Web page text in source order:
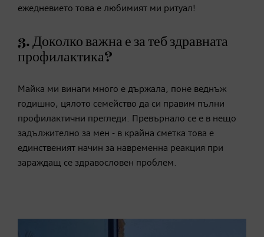
ежедневието това е любимият ми ритуал!
3. Доколко важна е за теб здравната
профилактика?
Майка ми винаги много е държала, поне веднъж
годишно, цялото семейство да си правим пълни
профилактични прегледи. Превърнало се е в нещо
задължително за мен - в крайна сметка това е
единственият начин за навременна реакция при
зараждащ се здравословен проблем.